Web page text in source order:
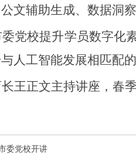
文辅助生成、数据洞
党校提升学员数字化
人工智能发展相匹配
王正文主持讲座，春
委党校开讲